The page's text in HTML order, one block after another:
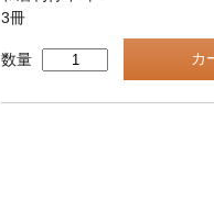
3冊
数量